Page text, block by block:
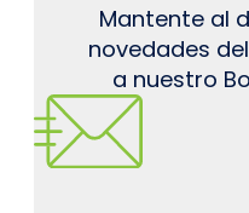
Mantente al
novedades
a nuestro